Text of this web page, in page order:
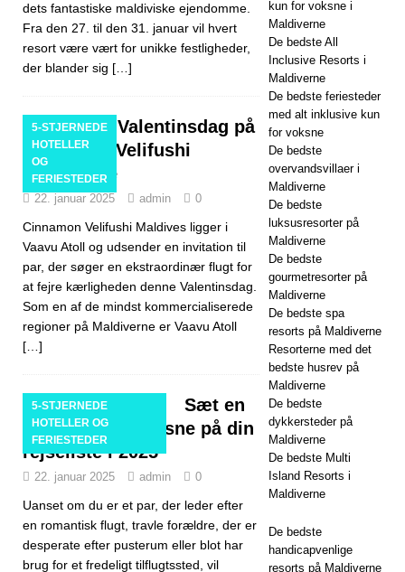
dets fantastiske maldiviske ejendomme.
Fra den 27. til den 31. januar vil hvert
resort være vært for unikke festligheder,
der blander sig […]
5-STJERNEDE
HOTELLER
OG
FERIESTEDER
Sig ja til Valentinsdag på
Cinnamon Velifushi
Maldiverne
22. januar 2025 admin 0
Cinnamon Velifushi Maldives ligger i
Vaavu Atoll og udsender en invitation til
par, der søger en ekstraordinær flugt for
at fejre kærligheden denne Valentinsdag.
Som en af de mindst kommercialiserede
regioner på Maldiverne er Vaavu Atoll
[…]
5-STJERNEDE
HOTELLER OG
FERIESTEDER
Sæt en
ferie kun for voksne på din
rejseliste i 2025
22. januar 2025 admin 0
Uanset om du er et par, der leder efter
en romantisk flugt, travle forældre, der er
desperate efter pusterum eller blot har
brug for et fredeligt tilflugtssted, vil
kun for voksne i
Maldiverne
De bedste All
Inclusive Resorts i
Maldiverne
De bedste feriesteder
med alt inklusive kun
for voksne
De bedste
overvandsvillaer i
Maldiverne
De bedste
luksusresorter på
Maldiverne
De bedste
gourmetresorter på
Maldiverne
De bedste spa
resorts på Maldiverne
Resorterne med det
bedste husrev på
Maldiverne
De bedste
dykkersteder på
Maldiverne
De bedste Multi
Island Resorts i
Maldiverne
De bedste
handicapvenlige
resorts på Maldiverne